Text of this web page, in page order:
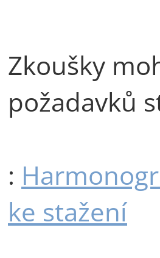
Zkoušky
požadavků
:
ke stažení